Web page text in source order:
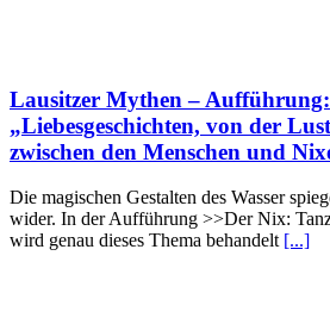
Lausitzer Mythen – Aufführung:
„Liebesgeschichten, von der
zwischen den Menschen und
Die magischen Gestalten des Wasser
wider. In der Aufführung >>Der Nix:
wird genau dieses Thema behandelt [...]